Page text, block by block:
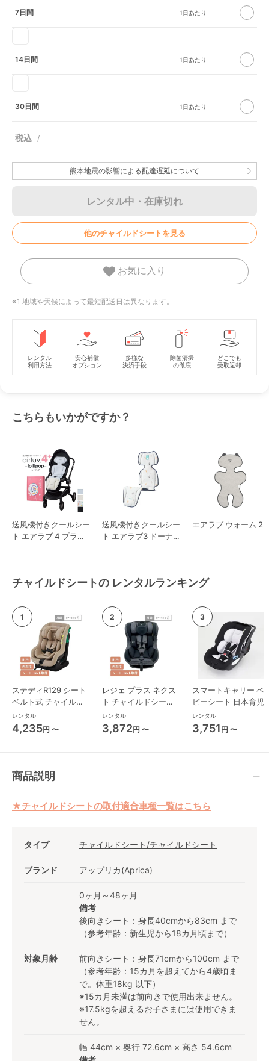
7日間
14日間
30日間
熊本地震の影響による配達遅延について
レンタル中・在庫切れ
他のチャイルドシートを見る
お気に入り
※1 地域や天候によって最短配送日は異なります。
レンタル
利用方法
安心補償
オプション
多様な
決済手段
除菌清掃
の徹底
どこでも
受取返却
こちらもいかがですか？
送風機付きクールシー
ト エアラブ 4 プラス
送風機付きクールシー
ト エアラブ3 ドーナ
エアラブ ウォーム 2
チャイルドシートの レンタルランキング
ステディR129 シート
ベルト式 チャイルド
シート ジョイー(joie)
レンタル
4,235円 〜
レジェ プラス ネクス
ト チャイルドシート
西松屋
レンタル
3,872円 〜
スマートキャリー ベ
ビーシート 日本育児
レンタル
3,751 円 〜
商品説明
★チャイルドシートの取付適合車種一覧はこちら
タイプ チャイルドシート/チャイルドシート
ブランド アップリカ(Aprica)
対象月齢
0ヶ月～48ヶ月
備考
後向きシート：身長40cmから83cm まで
（参考年齢：新生児から18カ月頃まで）
前向きシート：身長71cmから100cm まで
（参考年齢：15カ月を超えてから4歳頃ま
で。体重18kg 以下）
※15カ月未満は前向きで使用出来ません。
※17.5kgを超えるお子さまには使用できま
せん。
幅 44cm × 奥行 72.6cm × 高さ 54.6cm